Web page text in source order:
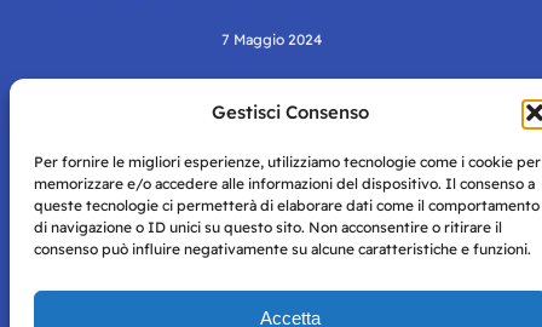
Gestisci Consenso
Per fornire le migliori esperienze, utilizziamo tecnologie come i cookie per
memorizzare e/o accedere alle informazioni del dispositivo. Il consenso a
queste tecnologie ci permetterà di elaborare dati come il comportamento
di navigazione o ID unici su questo sito. Non acconsentire o ritirare il
consenso può influire negativamente su alcune caratteristiche e funzioni.
Accetta
7 Maggio 2024
Napoli con autorizzazione numero 38 del 25/9/2019.
Tutte le immagini e i contenuti su questo sito sono forniti